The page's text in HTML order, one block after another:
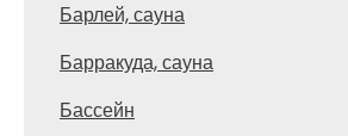
Барлей, сауна
Барракуда, сауна
Бассейн